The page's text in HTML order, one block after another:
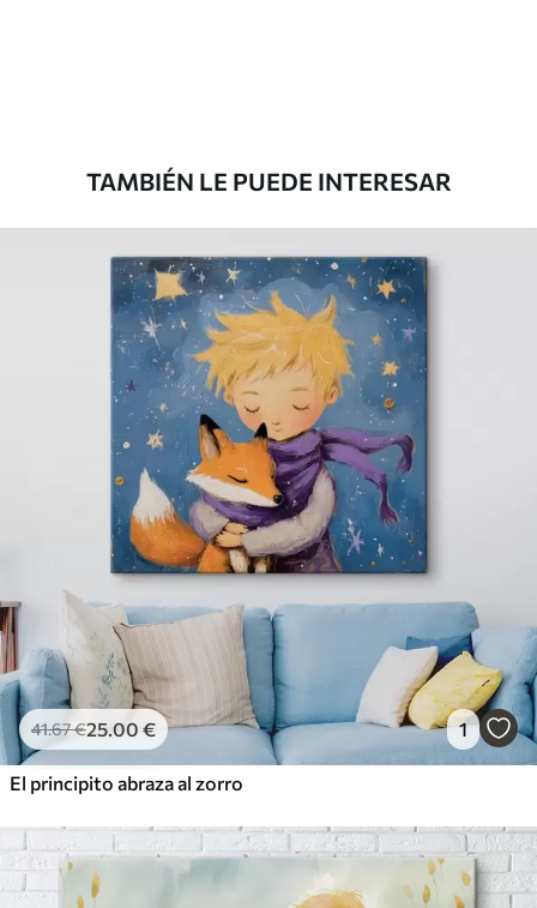
TAMBIÉN LE PUEDE INTERESAR
41.67€25.00 € 1
El principito abraza al zorro